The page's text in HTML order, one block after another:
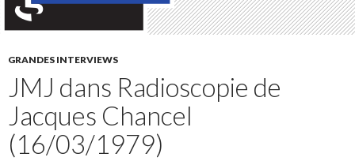
GRANDES INTERVIEWS
JMJ dans Radioscopie de
Jacques Chancel
(16/03/1979)